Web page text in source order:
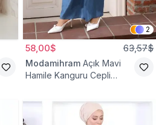
2
58,00$ 63,57$
Modamihram Açık Mavi
Hamile Kanguru Cepli